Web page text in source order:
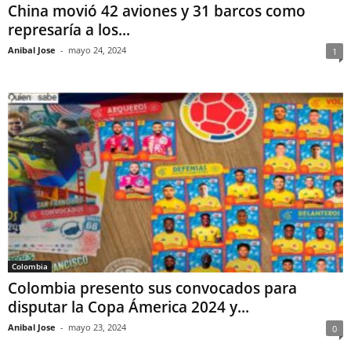
China movió 42 aviones y 31 barcos como
represaría a los...
Anibal Jose - mayo 24, 2024 1
Colombia
Colombia presento sus convocados para
disputar la Copa Ámerica 2024 y...
Anibal Jose - mayo 23, 2024 0